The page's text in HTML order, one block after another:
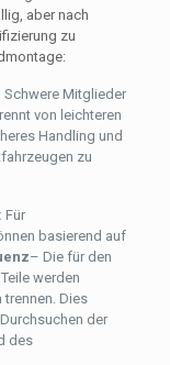
aber nach
zu
Schwere Mitglieder
von leichteren
Handling und
zu
Für
basierend auf
– Die für den
werden
trennen. Dies
der
des